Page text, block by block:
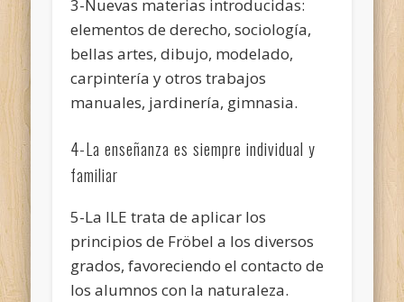
3-Nuevas materias introducidas:
elementos de derecho, sociología,
bellas artes, dibujo, modelado,
carpintería y otros trabajos
manuales, jardinería, gimnasia.
4-La enseñanza es siempre individual y
familiar
5-La ILE trata de aplicar los
principios de Fröbel a los diversos
grados, favoreciendo el contacto de
los alumnos con la naturaleza.